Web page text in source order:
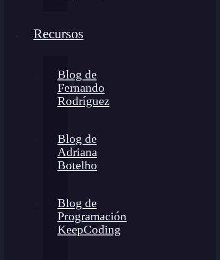
Recursos
Blog de
Fernando
Rodríguez
Blog de
Adriana
Botelho
Blog de
Programación
KeepCoding